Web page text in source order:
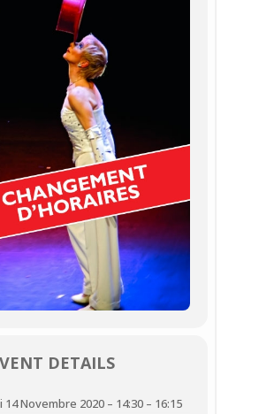
DETAILS
14 Novembre 2020 – 14:30 – 16:15